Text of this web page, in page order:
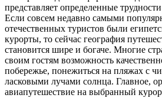
представляет определенные
Если совсем недавно самыми
отечественных туристов были
курорты, то сейчас география
становится шире и богаче. Многие
своим гостям возможность
побережье, понежиться на пляжах с
ласковыми лучами солнца. Главное,
авиапутешествие на выбранный